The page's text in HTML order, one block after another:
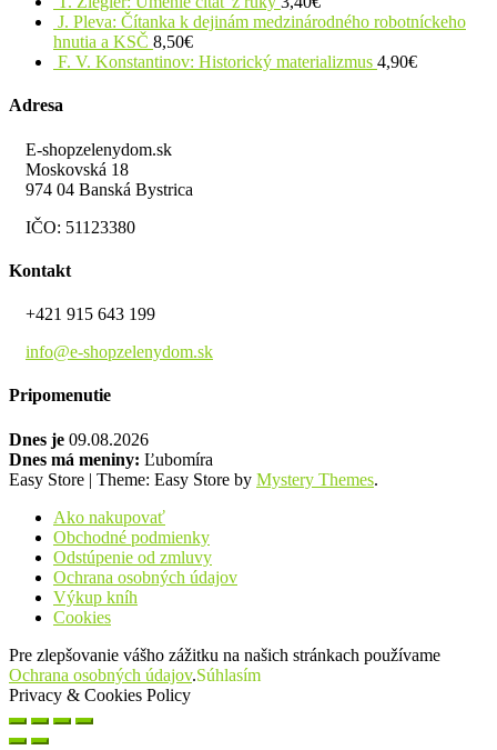
J. Pleva: Čítanka k dejinám medzinárodného robotníckeho
hnutia a KSČ 8,50€
F. V. Konstantinov: Historický materializmus 4,90€
Adresa
E-shopzelenydom.sk
Moskovská 18
974 04 Banská Bystrica
IČO: 51123380
Kontakt
+421 915 643 199
info@e-shopzelenydom.sk
Pripomenutie
Dnes je 09.08.2026
Dnes má meniny: Ľubomíra
Easy Store | Theme: Easy Store by Mystery Themes.
Ako nakupovať
Obchodné podmienky
Odstúpenie od zmluvy
Ochrana osobných údajov
Výkup kníh
Cookies
Pre zlepšovanie vášho zážitku na našich stránkach používame
Ochrana osobných údajov.Súhlasím
Privacy & Cookies Policy